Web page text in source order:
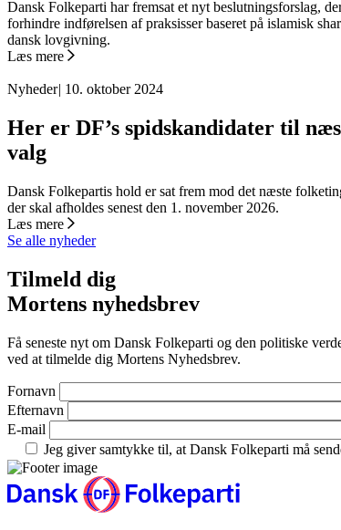
Dansk Folkeparti har fremsat et nyt beslutningsforslag,
forhindre indførelsen af praksisser baseret på islamisk
dansk lovgivning.
Læs mere
Nyheder| 10. oktober 2024
Her er DF’s spidskandidater til
valg
Dansk Folkepartis hold er sat frem mod det næste
der skal afholdes senest den 1. november 2026.
Læs mere
Se alle nyheder
Tilmeld dig
Mortens nyhedsbrev
Få seneste nyt om Dansk Folkeparti og den politiske
ved at tilmelde dig Mortens Nyhedsbrev.
Fornavn
Efternavn
E-mail
Jeg giver samtykke til, at Dansk Folkeparti må